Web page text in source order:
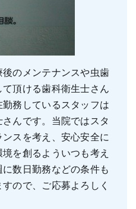
のメンテナンスや虫歯
頂ける歯科衛生士さん
務しているスタッフは
んです。当院ではスタ
スを考え、安心安全に
を創るよういつも考え
数日勤務などの条件も
ので、ご応募よろしく